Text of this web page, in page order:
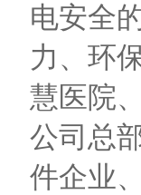
电安全
力、环
慧医院
公司总
件企业